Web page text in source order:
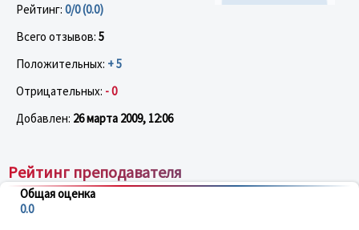
Рейтинг: 0/0 (0.0)
Всего отзывов: 5
Положительных: + 5
Отрицательных: - 0
Добавлен: 26 марта 2009, 12:06
Рейтинг преподавателя
Общая оценка
0.0